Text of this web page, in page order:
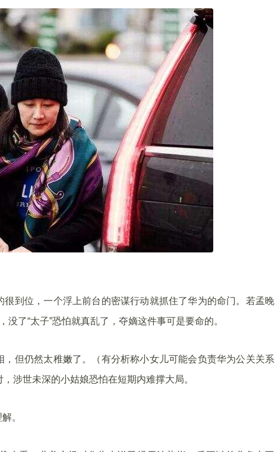
到位，一个浮上前台的密谋行动就抓住了华为的命门。若孟晚
了“太子”恐怕就真乱了，夺嫡这件事可是要命的。
但仍然太稚嫩了。（有分析称小女儿可能会负责华为公关关系
涉世未深的小姑娘恐怕在短期内难撑大局。
。